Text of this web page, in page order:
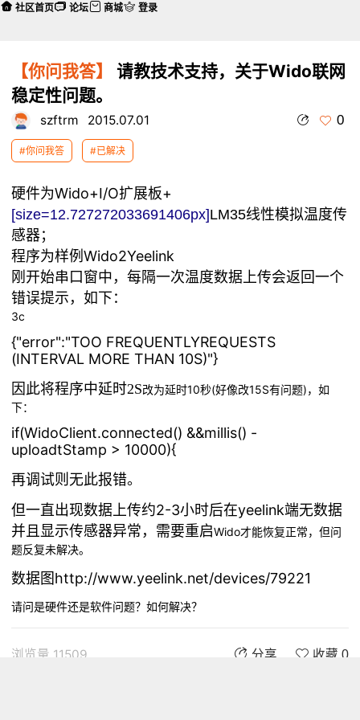
【你问我答】
请教技术支持，关于Wido联网
稳定性问题。
szftrm 2015.07.01 0
#你问我答 #已解决
硬件为Wido+I/O扩展板+
[size=12.727272033691406px]LM35线性模拟温度传
感器；
程序为样例Wido2Yeelink
刚开始串口窗中，每隔一次温度数据上传会返回一个
错误提示，如下：
3c
{"error":"TOO FREQUENTLYREQUESTS
(INTERVAL MORE THAN 10S)"}
因此将程序中延时2S改为延时10秒(好像改15S有问题)，如
下：
if(WidoClient.connected() &&millis() -
uploadtStamp > 10000){
再调试则无此报错。
但一直出现数据上传约2-3小时后在yeelink端无数据
并且显示传感器异常，需要重启Wido才能恢复正常，但问
题反复未解决。
数据图http://www.yeelink.net/devices/79221
请问是硬件还是软件问题？如何解决？
浏览量 11509 分享 收藏 0
社区首页 论坛 商城 登录